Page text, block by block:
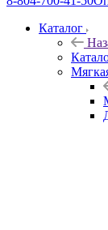
Каталог